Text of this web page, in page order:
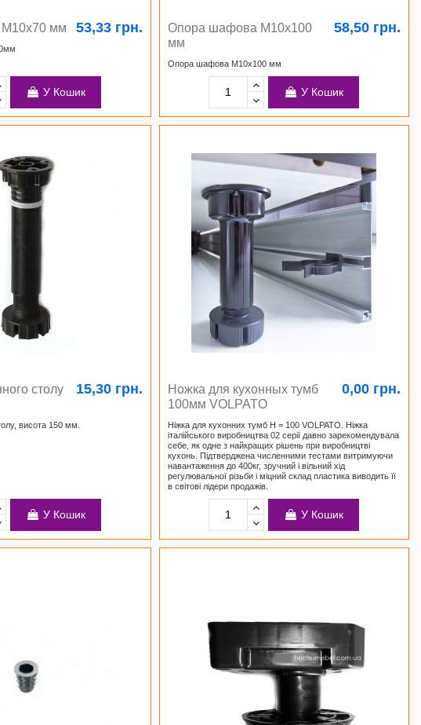
мм 53,33 грн.
У Кошик
Опора шафова М10х100
мм
58,50 грн.
Опора шафова М10х100 мм
У Кошик
столу
15,30 грн.
висота 150 мм.
У Кошик
Ножка для кухонных тумб
100мм VOLPATO
0,00 грн.
Ніжка для кухонних тумб Н = 100 VOLPATO. Ніжка
італійського виробництва 02 серії давно зарекомендувала
себе, як одне з найкращих рішень при виробництві
кухонь. Підтверджена численними тестами витримуючи
навантаження до 400кг, зручний і вільний хід
регулювальної різьби і міцний склад пластика виводить її
в світові лідери продажів.
У Кошик